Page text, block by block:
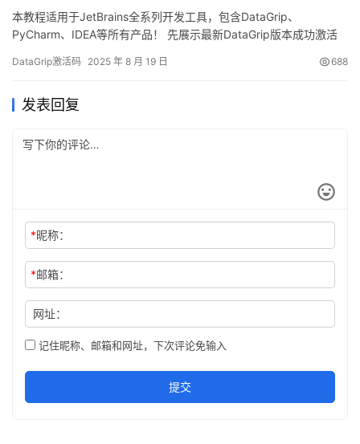
本教程适用于JetBrains全系列开发工具，包含DataGrip、
PyCharm、IDEA等所有产品！ 先展示最新DataGrip版本成功激活
骤，一步步教你如何永久激活DataGrip到2099年。这个方法同样适
DataGrip…
DataGrip激活码 2025 年 8 月 19 日 688
发表回复
*昵称：
*邮箱：
网址：
记住昵称、邮箱和网址，下次评论免输入
提交